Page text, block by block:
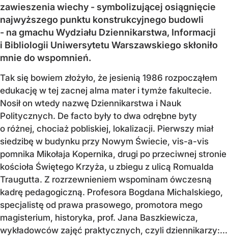
zawieszenia wiechy - symbolizującej osiągnięcie
najwyższego punktu konstrukcyjnego budowli
- na gmachu Wydziału Dziennikarstwa, Informacji
i Bibliologii Uniwersytetu Warszawskiego skłoniło
mnie do wspomnień.
Tak się bowiem złożyło, że jesienią 1986 rozpocząłem
edukację w tej zacnej alma mater i tymże fakultecie.
Nosił on wtedy nazwę Dziennikarstwa i Nauk
Politycznych. De facto były to dwa odrębne byty
o różnej, chociaż pobliskiej, lokalizacji. Pierwszy miał
siedzibę w budynku przy Nowym Świecie, vis-a-vis
pomnika Mikołaja Kopernika, drugi po przeciwnej stronie
kościoła Świętego Krzyża, u zbiegu z ulicą Romualda
Traugutta. Z rozrzewnieniem wspominam ówczesną
kadrę pedagogiczną. Profesora Bogdana Michalskiego,
specjalistę od prawa prasowego, promotora mego
magisterium, historyka, prof. Jana Baszkiewicza,
wykładowców zajęć praktycznych, czyli dziennikarzy:...